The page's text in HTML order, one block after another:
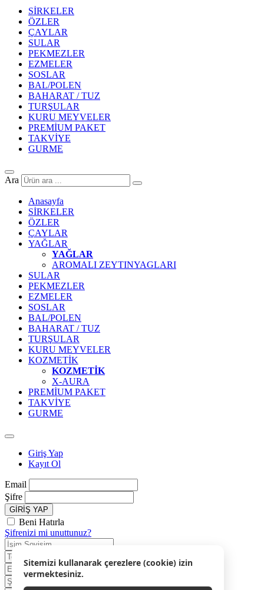
SİRKELER
ÖZLER
ÇAYLAR
SULAR
PEKMEZLER
EZMELER
SOSLAR
BAL/POLEN
BAHARAT / TUZ
TURŞULAR
KURU MEYVELER
PREMİUM PAKET
TAKVİYE
GURME
Sitemizi kullanarak çerezlere (cookie) izin
vermektesiniz.
Ara
Anasayfa
SİRKELER
ÖZLER
ÇAYLAR
YAĞLAR
YAĞLAR
AROMALI ZEYTINYAGLARI
SULAR
PEKMEZLER
EZMELER
SOSLAR
BAL/POLEN
BAHARAT / TUZ
TURŞULAR
KURU MEYVELER
KOZMETİK
KOZMETİK
X-AURA
PREMİUM PAKET
TAKVİYE
GURME
Giriş Yap
Kayıt Ol
Email
Şifre
GİRİŞ YAP
Beni Hatırla
Şifrenizi mi unuttunuz?